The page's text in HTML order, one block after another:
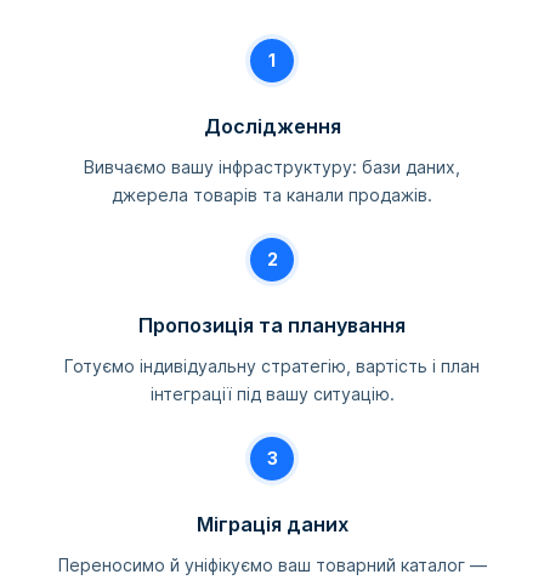
1
Дослідження
Вивчаємо вашу інфраструктуру: бази даних,
джерела товарів та канали продажів.
2
Пропозиція та планування
Готуємо індивідуальну стратегію, вартість і план
інтеграції під вашу ситуацію.
3
Міграція даних
Переносимо й уніфікуємо ваш товарний каталог —